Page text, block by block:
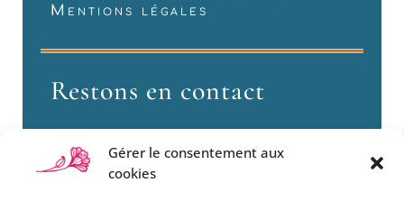
Gérer le consentement aux
cookies
Mentions légales
Restons en contact